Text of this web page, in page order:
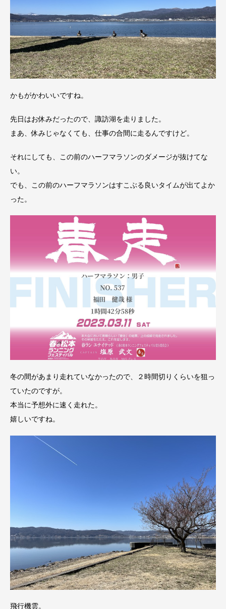
かもがかわいいですね。
先日はお休みだったので、諏訪湖を走りました。
まあ、休みじゃなくても、仕事の合間に走るんですけど。
それにしても、この前のハーフマラソンのダメージが抜けてな
い。
でも、この前のハーフマラソンはすこぶる良いタイムが出てよか
った。
冬の間があまり走れていなかったので、２時間切りくらいを狙っ
ていたのですが。
本当に予想外に速く走れた。
嬉しいですね。
飛行機雲。